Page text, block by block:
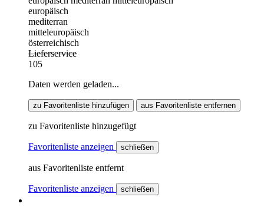
europäisch
mediterran
mitteleuropäisch
österreichisch
Lieferservice
105
Daten werden geladen...
zu Favoritenliste hinzufügen aus Favoritenliste entfernen
zu Favoritenliste hinzugefügt
Favoritenliste anzeigen schließen
aus Favoritenliste entfernt
Favoritenliste anzeigen schließen